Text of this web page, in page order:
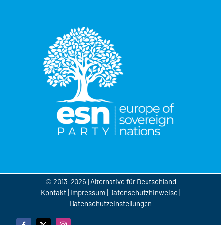
© 2013-2026 | Alternative für Deutschland
Kontakt| Impressum| Datenschutzhinweise |
Datenschutzeinstellungen